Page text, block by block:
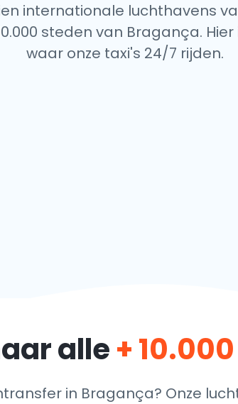
internationale luchthavens
steden van Bragança.
waar onze taxi's 24/7 rijden.
alle+
in Bragança? Onze